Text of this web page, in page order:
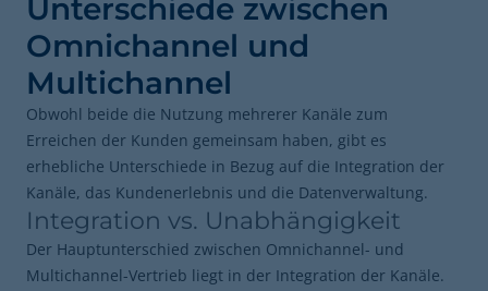
Unterschiede zwischen
Omnichannel und
Multichannel
Obwohl beide die Nutzung mehrerer Kanäle zum
Erreichen der Kunden gemeinsam haben, gibt es
erhebliche Unterschiede in Bezug auf die Integration der
Kanäle, das Kundenerlebnis und die Datenverwaltung.
Integration vs. Unabhängigkeit
Der Hauptunterschied zwischen Omnichannel- und
Multichannel-Vertrieb liegt in der Integration der Kanäle.